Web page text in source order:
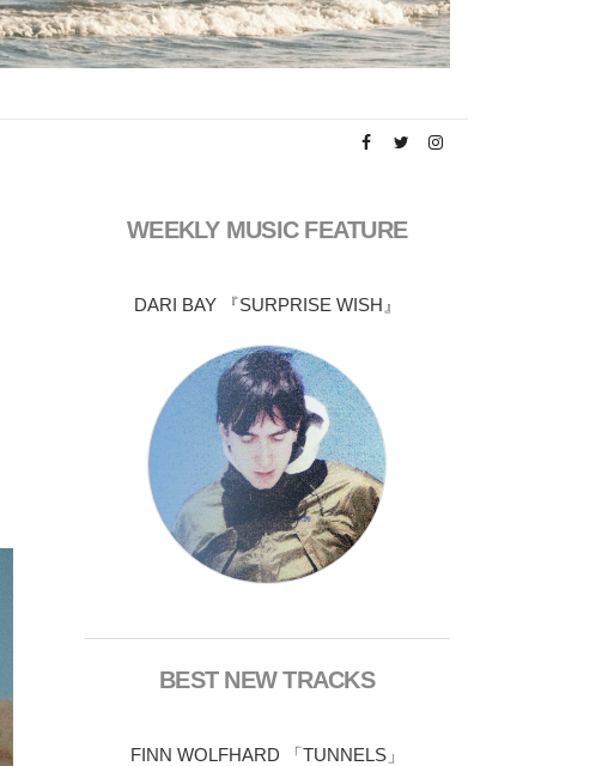
WEEKLY MUSIC FEATURE
DARI BAY 『SURPRISE WISH』
BEST NEW TRACKS
FINN WOLFHARD 「TUNNELS」